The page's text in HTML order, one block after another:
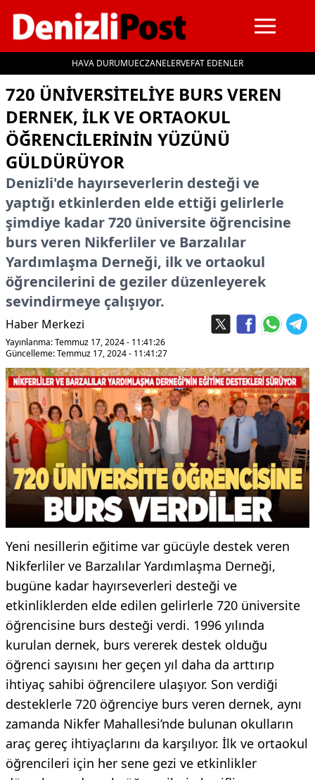
HAVA DURUMUECZANELERVEFAT EDENLER
İçeriğe geç
720 ÜNIVERSITELIYE BURS VEREN
DERNEK, ILK VE ORTAOKUL
ÖĞRENCILERININ YÜZÜNÜ
GÜLDÜRÜYOR
Denizli'de hayırseverlerin desteği ve
yaptığı etkinlerden elde ettiği gelirlerle
şimdiye kadar 720 üniversite öğrencisine
burs veren Nikferliler ve Barzalılar
Yardımlaşma Derneği, ilk ve ortaokul
öğrencilerini de geziler düzenleyerek
sevindirmeye çalışıyor.
Haber Merkezi
Yayınlanma: Temmuz 17, 2024 - 11:41:26
Güncelleme: Temmuz 17, 2024 - 11:41:27
Yeni nesillerin eğitime var gücüyle destek veren
Nikferliler ve Barzalılar Yardımlaşma Derneği,
bugüne kadar hayırseverleri desteği ve
etkinliklerden elde edilen gelirlerle 720 üniversite
öğrencisine burs desteği verdi. 1996 yılında
kurulan dernek, burs vererek destek olduğu
öğrenci sayısını her geçen yıl daha da arttırıp
ihtiyaç sahibi öğrencilere ulaşıyor. Son verdiği
desteklerle 720 öğrenciye burs veren dernek, aynı
zamanda Nikfer Mahallesi’nde bulunan okulların
araç gereç ihtiyaçlarını da karşılıyor. İlk ve ortaokul
öğrencileri için her sene gezi ve etkinlikler